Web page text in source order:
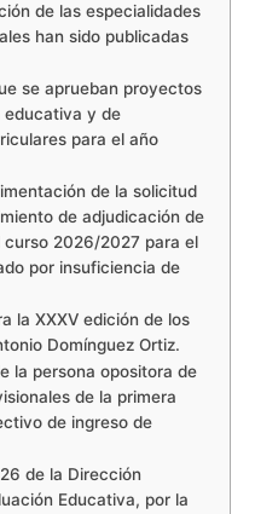
de las especialidades
han sido publicadas
se aprueban proyectos
educativa y de
para el año
de la solicitud
de adjudicación de
curso 2026/2027 para el
por insuficiencia de
la XXXV edición de los
Domínguez Ortiz.
la persona opositora de
de la primera
de ingreso de
de la Dirección
Educativa, por la